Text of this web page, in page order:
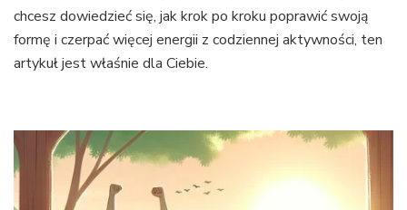
chcesz dowiedzieć się, jak krok po kroku poprawić swoją
formę i czerpać więcej energii z codziennej aktywności, ten
artykuł jest właśnie dla Ciebie.